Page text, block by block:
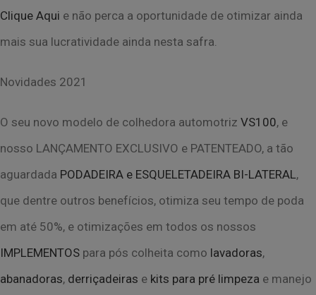
Clique Aqui e não perca a oportunidade de otimizar ainda
mais sua lucratividade ainda nesta safra.
Novidades 2021
O seu novo modelo de colhedora automotriz VS100, e
nosso LANÇAMENTO EXCLUSIVO e PATENTEADO, a tão
aguardada PODADEIRA e ESQUELETADEIRA BI-LATERAL,
que dentre outros benefícios, otimiza seu tempo de poda
em até 50%, e otimizações em todos os nossos
IMPLEMENTOS para pós colheita como lavadoras,
abanadoras, derriçadeiras e kits para pré limpeza e manejo